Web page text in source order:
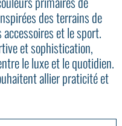
des terrains de
et le sport.
et sophistication,
le luxe et le quotidien.
allier praticité et